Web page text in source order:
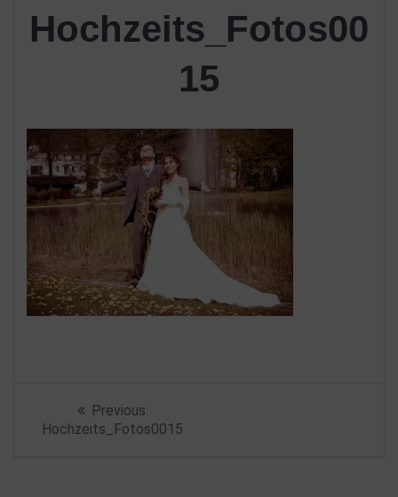
Hochzeits_Fotos00
15
Beitragsnavigation
Previous:Previous
post:
Hochzeits_Fotos0015